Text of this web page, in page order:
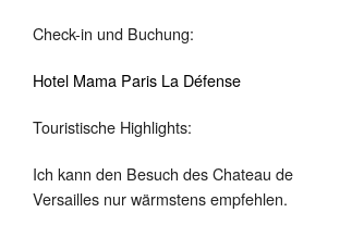
Check-in und Buchung:
Hotel Mama Paris La Défense
Touristische Highlights:
Ich kann den Besuch des Chateau de
Versailles nur wärmstens empfehlen.